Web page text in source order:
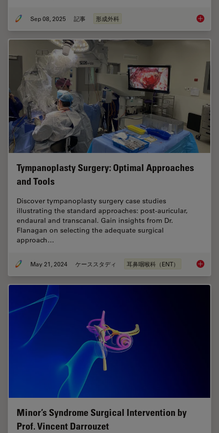
Sep 08, 2025 記事 形成外科 A
Tympanoplasty Surgery: Optimal Approaches
and Tools
Discover tympanoplasty surgery case studies
illustrating the standard approaches: post-auricular,
endaural and transcanal. Gain insights from Dr.
Flanagan on selecting the adequate surgical
approach…
May 21, 2024 ケーススタディ 耳鼻咽喉科（ENT）
Minor’s Syndrome Surgical Intervention by
Prof. Vincent Darrouzet